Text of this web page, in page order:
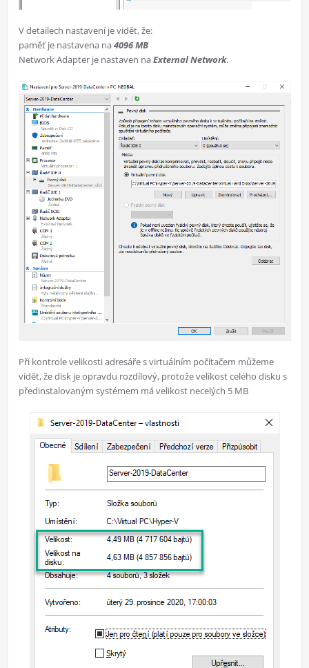
V detailech nastavení je vidět, že:
paměť je nastavena na4096 MB
Network Adapter je nastaven naExternal Network.
Při kontrole velikosti adresáře s virtuálním počítačem můžeme
vidět, že disk je opravdu rozdílový, protože velikost celého disku s
předinstalovaným systémem má velikost necelých 5 MB